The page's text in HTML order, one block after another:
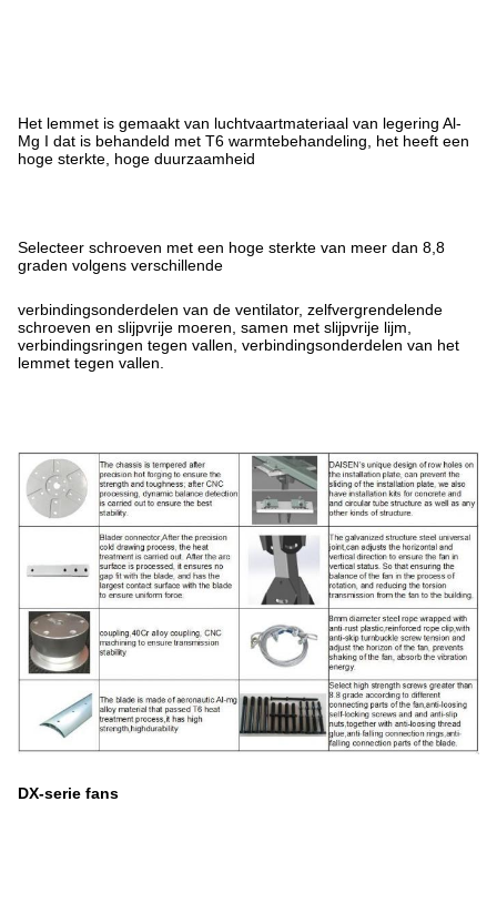
Het lemmet is gemaakt van luchtvaartmateriaal van legering Al-
Mg I dat is behandeld met T6 warmtebehandeling, het heeft een
hoge sterkte, hoge duurzaamheid
Selecteer schroeven met een hoge sterkte van meer dan 8,8
graden volgens verschillende
verbindingsonderdelen van de ventilator, zelfvergrendelende
schroeven en slijpvrije moeren, samen met slijpvrije lijm,
verbindingsringen tegen vallen, verbindingsonderdelen van het
lemmet tegen vallen.
DX-serie fans